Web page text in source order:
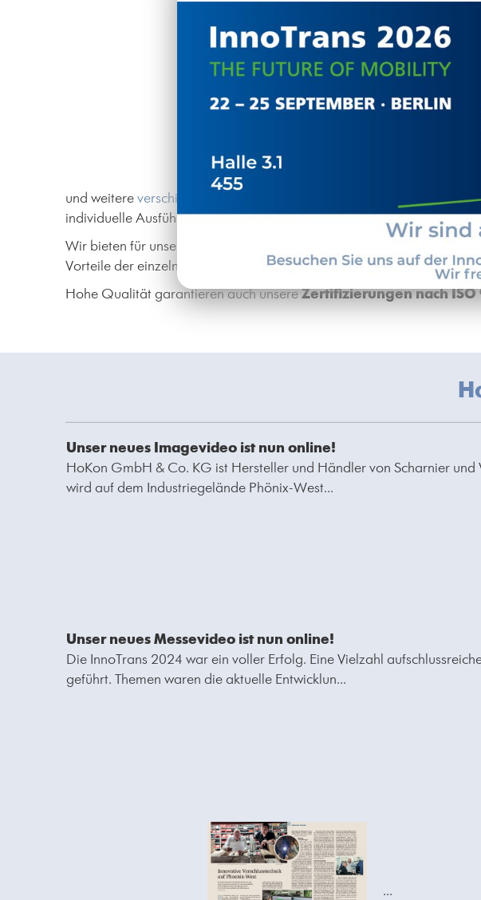
und weitereverschiedene Produkte
aus dem Bereich der
individuelle Ausführung zusammenstellen können.
Wir bieten für unsere Produkte auch die unterschiedlichsten
Vorteile der einzelnen Ausführungen zu erfahren.
Hohe Qualität garantieren auch unsereZertifizierungen nach ISO
Unser neues Imagevideo ist nun online!
HoKon GmbH & Co. KG ist Hersteller und Händler von Scharnier
wird auf dem Industriegelände Phönix-West...
Unser neues Messevideo ist nun online!
Die InnoTrans 2024 war ein voller Erfolg. Eine Vielzahl
geführt. Themen waren die aktuelle Entwicklun...
...